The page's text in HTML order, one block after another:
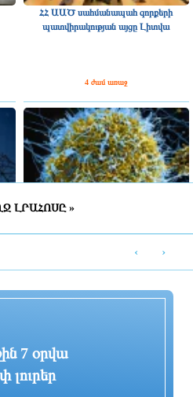
ՀՀ ԱԱԾ սահմանապահ զորքերի
պատվիրակության այցը Լիտվա
4 ժամ առաջ
ԼՐԱՀՈՍԸ »
7 օրվա
լուրեր
‹ ›